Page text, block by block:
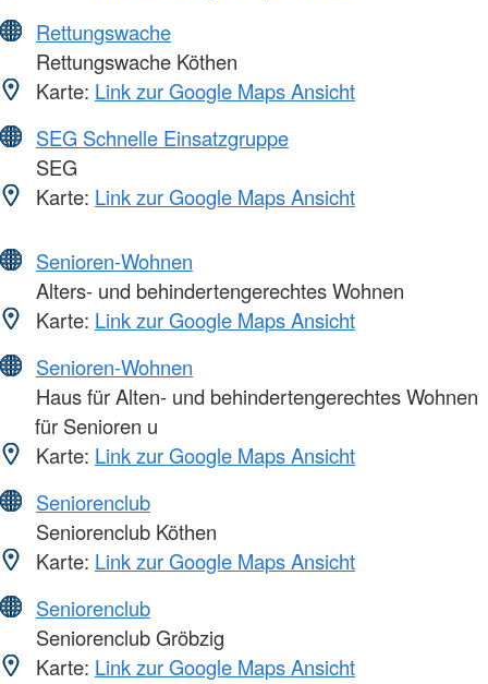
Rettungswache
Rettungswache Köthen
Karte: Link zur Google Maps Ansicht
SEG Schnelle Einsatzgruppe
SEG
Karte: Link zur Google Maps Ansicht
Senioren-Wohnen
Alters- und behindertengerechtes Wohnen
Karte: Link zur Google Maps Ansicht
Senioren-Wohnen
Haus für Alten- und behindertengerechtes Wohnen
für Senioren u
Karte: Link zur Google Maps Ansicht
Seniorenclub
Seniorenclub Köthen
Karte: Link zur Google Maps Ansicht
Seniorenclub
Seniorenclub Gröbzig
Karte: Link zur Google Maps Ansicht